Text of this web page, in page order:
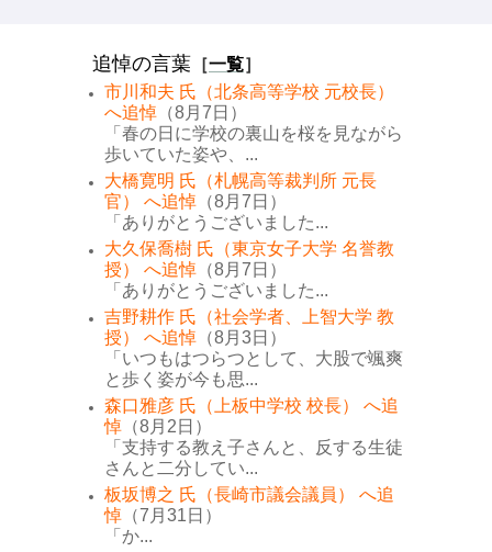
追悼の言葉 ［一覧］
市川和夫 氏（北条高等学校 元校長）
へ追悼 （8月7日）
「春の日に学校の裏山を桜を見ながら
歩いていた姿や、...
大橋寛明 氏（札幌高等裁判所 元長
官） へ追悼 （8月7日）
「ありがとうございました...
大久保喬樹 氏（東京女子大学 名誉教
授） へ追悼 （8月7日）
「ありがとうございました...
吉野耕作 氏（社会学者、上智大学 教
授） へ追悼 （8月3日）
「いつもはつらつとして、大股で颯爽
と歩く姿が今も思...
森口雅彦 氏（上板中学校 校長） へ追
悼 （8月2日）
「支持する教え子さんと、反する生徒
さんと二分してい...
板坂博之 氏（長崎市議会議員） へ追
悼 （7月31日）
「か...